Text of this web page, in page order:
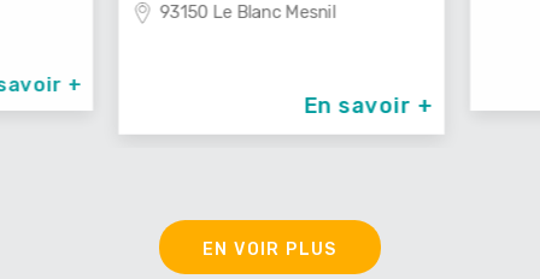
+
93150 Le Blanc Mesnil
En savoir +
EN VOIR PLUS